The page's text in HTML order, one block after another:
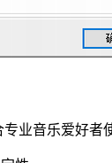
业音乐爱好者